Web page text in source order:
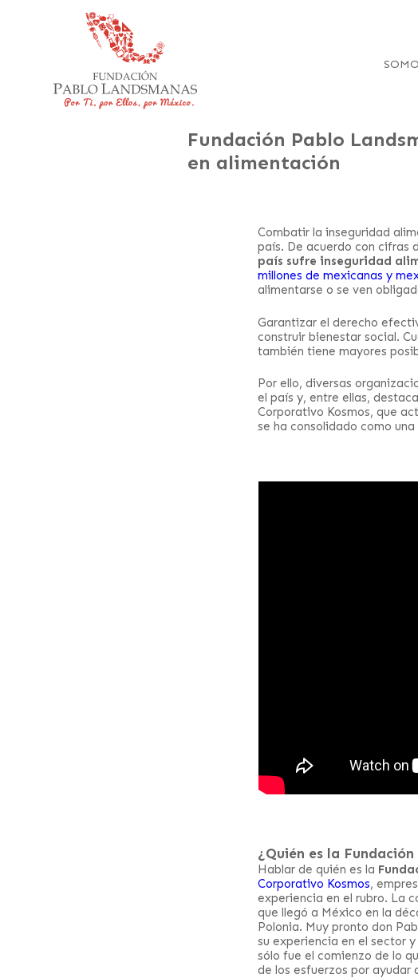
Fundación Pablo
en alimentación
Combatir la inseguridad
país. De acuerdo con cifras
país sufre inseguridad
millones de mexicanas y
alimentarse o se ven
Garantizar el derecho
construir bienestar social.
también tiene mayores
Por ello, diversas
el país y, entre ellas,
Corporativo Kosmos, que
se ha consolidado como
¿Quién es la
Hablar de quién es la
Corporativo Kosmos,
experiencia en el rubro. La
que llegó a México en la
Polonia. Muy pronto don
su experiencia en el sector
sólo fue el comienzo de lo
de los esfuerzos por ayudar